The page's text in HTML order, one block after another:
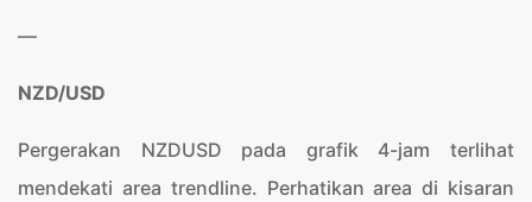
—
NZD/USD
Pergerakan NZDUSD pada grafik 4-jam terlihat
mendekati area trendline. Perhatikan area di kisaran